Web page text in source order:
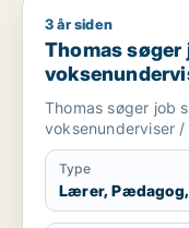
Thomas søger
3 år siden
Thomas
Thomas søger job
voksenunderviser
Type
Lærer,